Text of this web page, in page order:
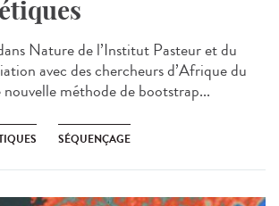
Nature de l’Institut Pasteur et du
avec des chercheurs d’Afrique du
méthode de bootstrap...
SÉQUENÇAGE